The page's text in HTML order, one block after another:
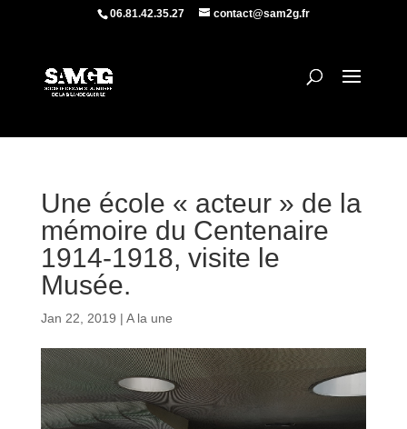
06.81.42.35.27 contact@sam2g.fr
Une école « acteur » de la
mémoire du Centenaire
1914-1918, visite le
Musée.
Jan 22, 2019 | A la une